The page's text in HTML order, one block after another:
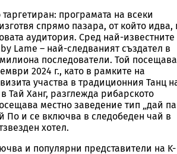
програмата на всеки
спрямо пазара, от който идва,
аудитория. Сред най-известните
Lame – най-следваният създател в
последователи. Той посещава
2024 г., като в рамките на
участва в традиционния Танц
Тай Ханг, разглежда рибарското
местно заведение тип „дай
По и се включва в следобеден чай в
хотел.
и популярни представители на K-